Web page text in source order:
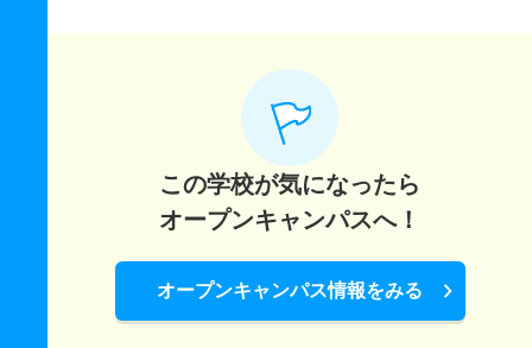
この学校が気になったら
オープンキャンパスへ！
オープンキャンパス情報をみる